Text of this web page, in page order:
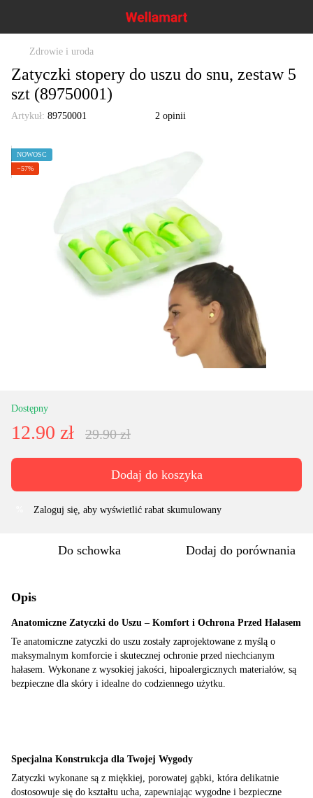
Zdrowie i uroda
Zatyczki stopery do uszu do snu, zestaw 5
szt (89750001)
Artykuł: 89750001 2 opinii
NOWOŚĆ
−57%
Dostępny
12.90 zł 29.90 zł
Dodaj do koszyka
Zaloguj się , aby wyświetlić rabat skumulowany
Do schowka Dodaj do porównania
Opis
Anatomiczne Zatyczki do Uszu – Komfort i Ochrona Przed Hałasem
Te anatomiczne zatyczki do uszu zostały zaprojektowane z myślą o
maksymalnym komforcie i skutecznej ochronie przed niechcianym
hałasem. Wykonane z wysokiej jakości, hipoalergicznych materiałów, są
bezpieczne dla skóry i idealne do codziennego użytku.
Specjalna Konstrukcja dla Twojej Wygody
Zatyczki wykonane są z miękkiej, porowatej gąbki, która delikatnie
dostosowuje się do kształtu ucha, zapewniając wygodne i bezpieczne